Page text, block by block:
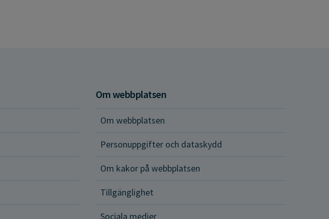
Om webbplatsen
Om webbplatsen
Personuppgifter och dataskydd
Om kakor på webbplatsen
Tillgänglighet
Sociala medier